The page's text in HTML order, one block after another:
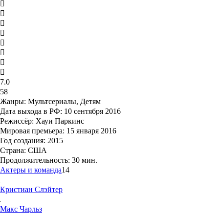
7.0
58
Жанры: Мультсериалы, Детям
Дата выхода в РФ: 10 сентября 2016
Режиссёр: Хауи Паркинс
Мировая премьера: 15 января 2016
Год создания: 2015
Страна: США
Продолжительность: 30 мин.
Актеры и команда14
Кристиан Слэйтер
Макс Чарльз